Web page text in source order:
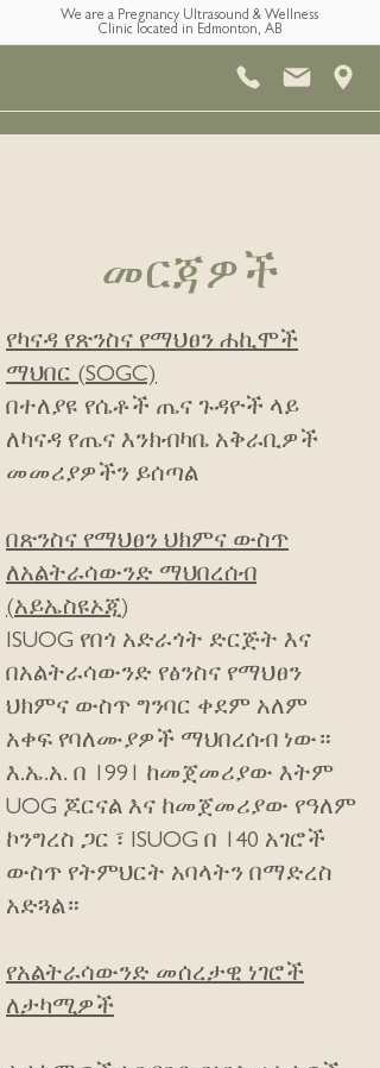
We are a Pregnancy Ultrasound & Wellness
Clinic located in Edmonton, AB
መርጃዎች
የካናዳ የጽንስና የማህፀን ሐኪሞች
ማህበር (SOGC)
በተለያዩ የሴቶች ጤና ጉዳዮች ላይ
ለካናዳ የጤና እንክብካቤ አቅራቢዎች
መመሪያዎችን ይሰጣል
በጽንስና የማህፀን ህክምና ውስጥ
ለአልትራሳውንድ ማህበረሰብ
(አይኤስዩኦጂ)
ISUOG የበጎ አድራጎት ድርጅት እና
በአልትራሳውንድ የፅንስና የማህፀን
ህክምና ውስጥ ግንባር ቀደም አለም
አቀፍ የባለሙያዎች ማህበረሰብ ነው።
እ.ኤ.አ. በ 1991 ከመጀመሪያው እትም
UOG ጆርናል እና ከመጀመሪያው የዓለም
ኮንግረስ ጋር ፣ ISUOG በ 140 አገሮች
ውስጥ የትምህርት አባላትን በማድረስ
አድጓል።
​የአልትራሳውንድ መሰረታዊ ነገሮች
ለታካሚዎች